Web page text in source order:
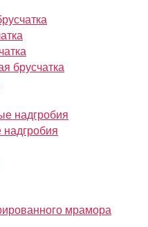
брусчатка
надгробия
мрамора